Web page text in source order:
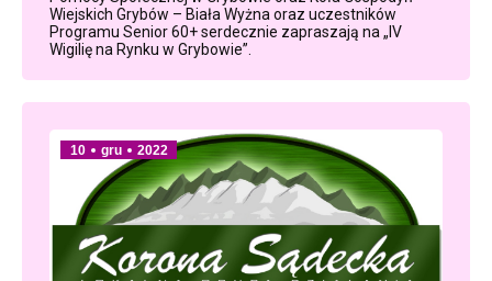
Wiejskich Grybów – Biała Wyżna oraz uczestników
Programu Senior 60+ serdecznie zapraszają na „IV
Wigilię na Rynku w Grybowie”.
gru
10 2022